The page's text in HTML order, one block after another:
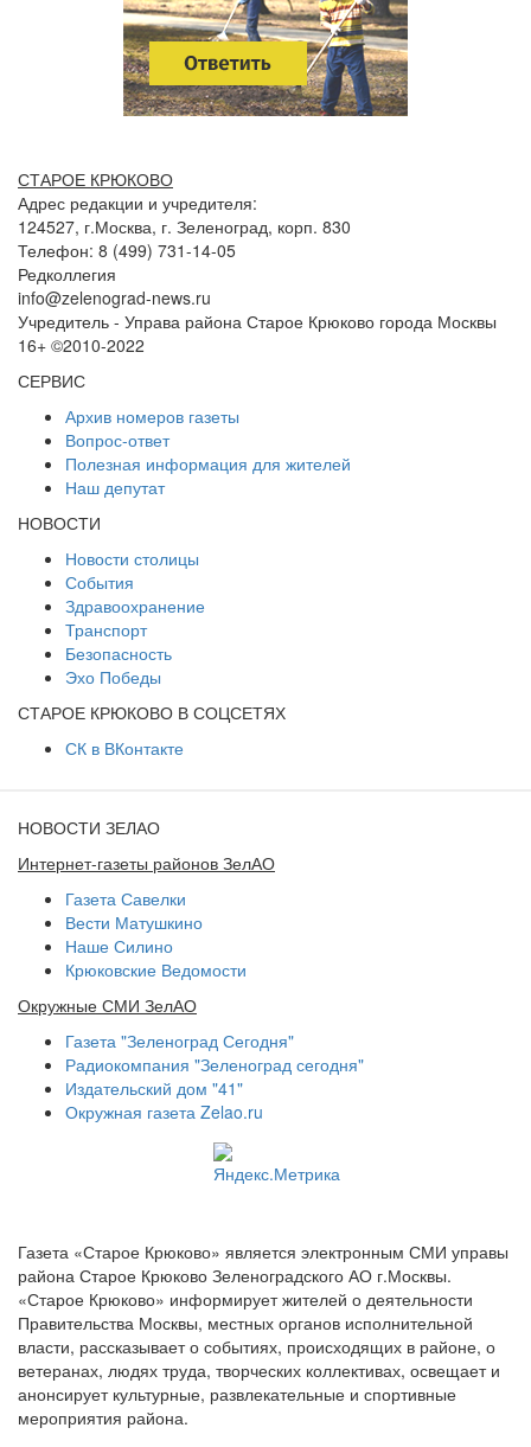
СТАРОЕ КРЮКОВО
Адрес редакции и учредителя:
124527, г.Москва, г. Зеленоград, корп. 830
Телефон: 8 (499) 731-14-05
Редколлегия
info@zelenograd-news.ru
Учредитель - Управа района Старое Крюково города Москвы
16+ ©2010-2022
СЕРВИС
Архив номеров газеты
Вопрос-ответ
Полезная информация для жителей
Наш депутат
НОВОСТИ
Новости столицы
События
Здравоохранение
Транспорт
Безопасность
Эхо Победы
СТАРОЕ КРЮКОВО В СОЦСЕТЯХ
СК в ВКонтакте
НОВОСТИ ЗЕЛАО
Интернет-газеты районов ЗелАО
Газета Савелки
Вести Матушкино
Наше Силино
Крюковские Ведомости
Окружные СМИ ЗелАО
Газета "Зеленоград Сегодня"
Радиокомпания "Зеленоград сегодня"
Издательский дом "41"
Окружная газета Zelao.ru
Газета «Старое Крюково» является электронным СМИ управы
района Старое Крюково Зеленоградского АО г.Москвы.
«Старое Крюково» информирует жителей о деятельности
Правительства Москвы, местных органов исполнительной
власти, рассказывает о событиях, происходящих в районе, о
ветеранах, людях труда, творческих коллективах, освещает и
анонсирует культурные, развлекательные и спортивные
мероприятия района.